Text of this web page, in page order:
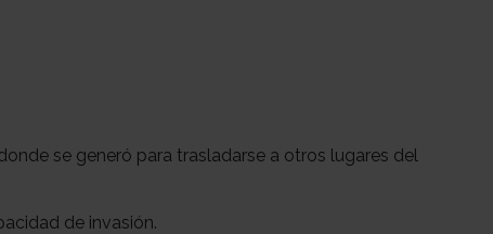
se generó para trasladarse a otros lugares del
de invasión.